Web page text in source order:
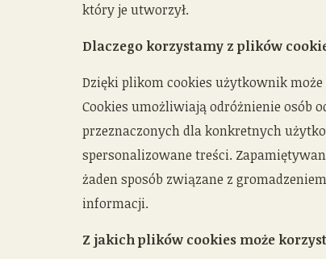
który je utworzył.
Dlaczego korzystamy z plików
Dzięki plikom cookies użytkownik
Cookies umożliwiają odróżnienie osób
przeznaczonych dla konkretnych
spersonalizowane treści.
żaden sposób związane z
informacji.
Z jakich plików cookies może